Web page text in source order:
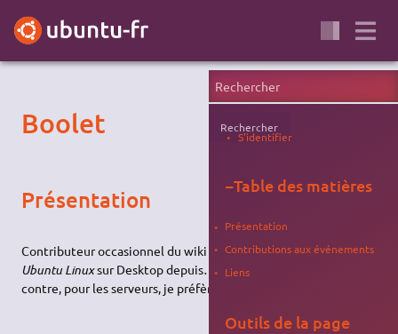
Boolet
Présentation
Contributeur occasionnel du wiki et du forum, je suis sous
Ubuntu Linuxsur Desktop depuis… au mois la Dapper. Par
contre, pour les serveurs, je préfère
Rechercher
S'identifier
−Table des matières
Présentation
Contributions aux événements
Liens
Outils de la page